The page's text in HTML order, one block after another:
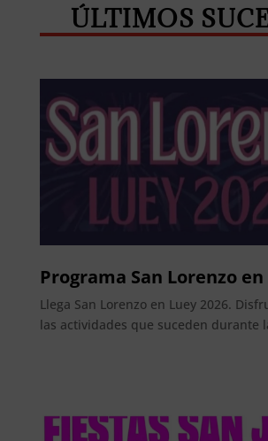
ÚLTIMOS
Programa San Lorenzo en
Llega San Lorenzo en Luey 2026.
las actividades que suceden durante